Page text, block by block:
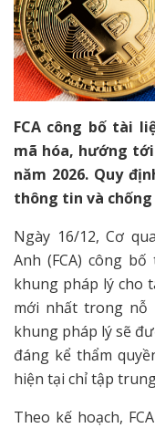
FCA công bố tài
mã hóa, hướng
năm 2026. Quy
thông tin và
Ngày 16/12, Cơ
Anh (FCA) công
khung pháp lý cho
mới nhất trong nỗ
khung pháp lý sẽ
đáng kể thẩm
hiện tại chỉ tập
Theo kế hoạch,